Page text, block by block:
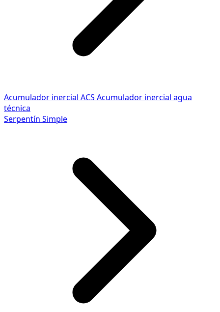
Acumulador inercial ACS Acumulador inercial agua
técnica
Serpentín Simple